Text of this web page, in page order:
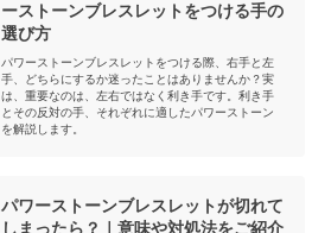
ーストーンブレスレットをつける手の
選び方
パワーストーンブレスレットをつける際、右手と左
手、どちらにするか迷ったことはありませんか？実
は、重要なのは、左右ではなく利き手です。利き手
とその反対の手、それぞれに適したパワーストーン
を解説します。
パワーストーンブレスレットが切れて
しまったら？｜意味や対処法をご紹介